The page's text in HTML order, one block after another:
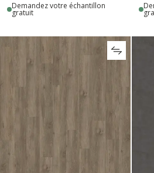
Demandez votre échantillon
gratuit